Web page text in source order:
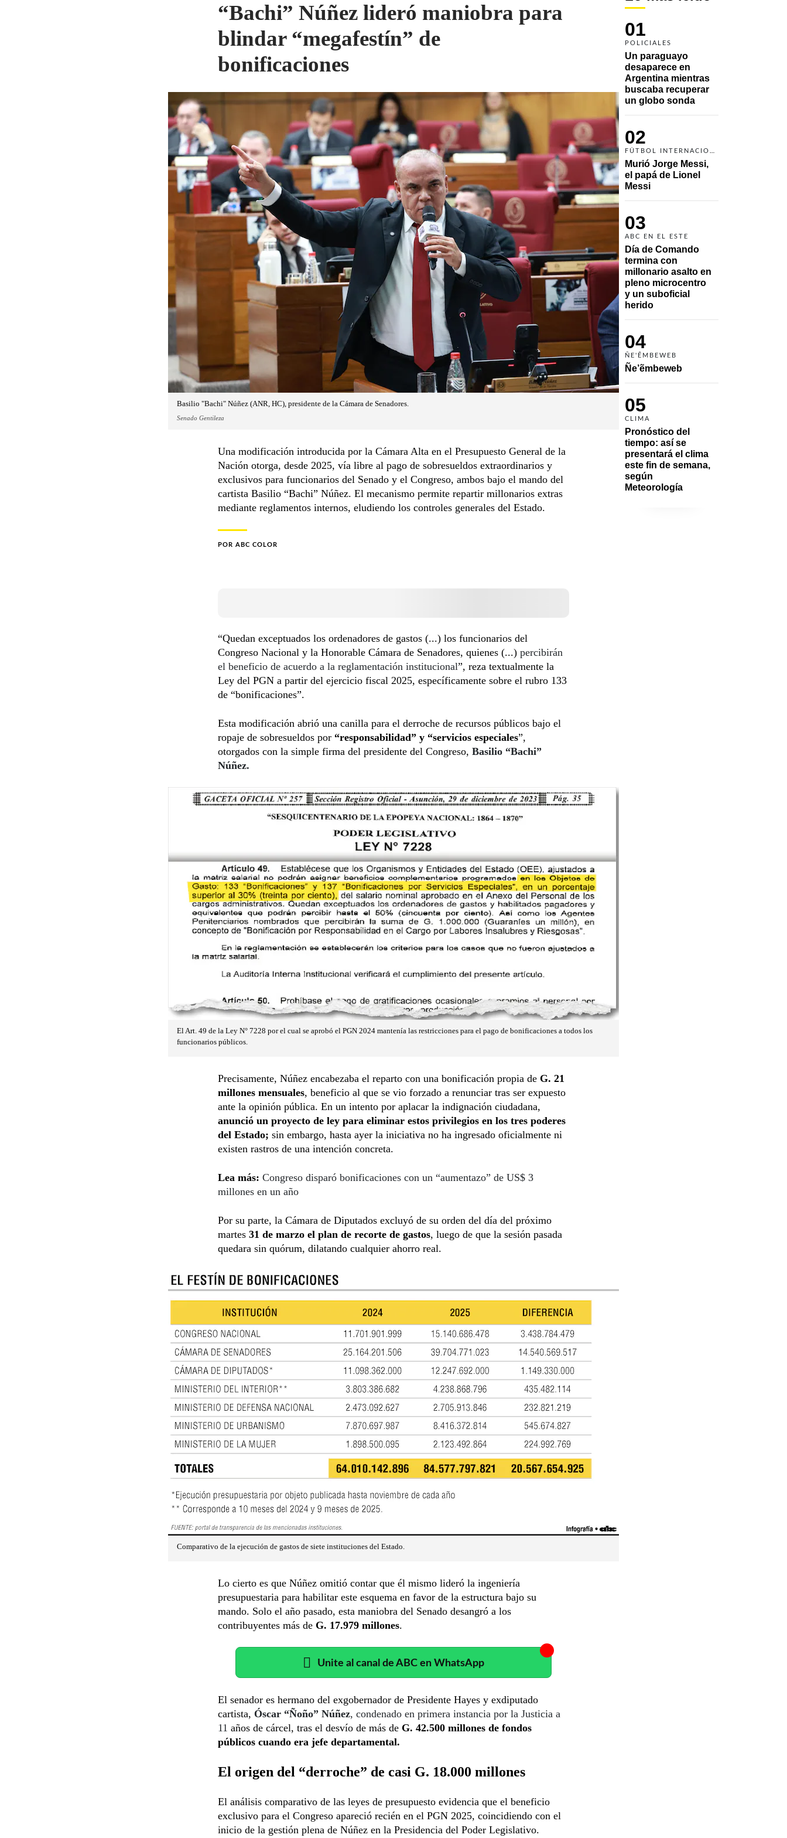
01
POLICIALES
Un paraguayo
desaparece en
Argentina mientras
buscaba recuperar
un globo sonda
02
Murió Jorge Messi,
el papá de Lionel
Messi
03
ABC EN EL ESTE
Día de Comando
termina con
millonario asalto en
pleno microcentro
y un suboficial
herido
04
ÑE'ẼMBEWEB
Ñe’ẽmbeweb
05
CLIMA
Pronóstico del
tiempo: así se
presentará el clima
este fin de semana,
según
Meteorología
“Bachi” Núñez lideró maniobra para
blindar “megafestín” de
bonificaciones
Basilio "Bachi" Núñez (ANR, HC), presidente de la Cámara de Senadores.
Senado Gentileza
Una modificación introducida por la Cámara Alta en el Presupuesto General de la
Nación otorga, desde 2025, vía libre al pago de sobresueldos extraordinarios y
exclusivos para funcionarios del Senado y el Congreso, ambos bajo el mando del
cartista Basilio “Bachi” Núñez. El mecanismo permite repartir millonarios extras
mediante reglamentos internos, eludiendo los controles generales del Estado.
POR ABC COLOR
“Quedan exceptuados los ordenadores de gastos (...) los funcionarios del
Congreso Nacional y la Honorable Cámara de Senadores, quienes (...) percibirán
el beneficio de acuerdo a la reglamentación institucional”, reza textualmente la
Ley del PGN a partir del ejercicio fiscal 2025, específicamente sobre el rubro 133
de “bonificaciones”.
Esta modificación abrió una canilla para el derroche de recursos públicos bajo el
ropaje de sobresueldos por “responsabilidad” y “servicios especiales”,
otorgados con la simple firma del presidente del Congreso, Basilio “Bachi”
Núñez.
El Art. 49 de la Ley N° 7228 por el cual se aprobó el PGN 2024 mantenía las restricciones para el pago de bonificaciones a todos los
funcionarios públicos.
Precisamente, Núñez encabezaba el reparto con una bonificación propia de G. 21
millones mensuales, beneficio al que se vio forzado a renunciar tras ser expuesto
ante la opinión pública. En un intento por aplacar la indignación ciudadana,
anunció un proyecto de ley para eliminar estos privilegios en los tres poderes
del Estado; sin embargo, hasta ayer la iniciativa no ha ingresado oficialmente ni
existen rastros de una intención concreta.
Lea más: Congreso disparó bonificaciones con un “aumentazo” de US$ 3
millones en un año
Por su parte, la Cámara de Diputados excluyó de su orden del día del próximo
martes 31 de marzo el plan de recorte de gastos, luego de que la sesión pasada
quedara sin quórum, dilatando cualquier ahorro real.
Comparativo de la ejecución de gastos de siete instituciones del Estado.
Lo cierto es que Núñez omitió contar que él mismo lideró la ingeniería
presupuestaria para habilitar este esquema en favor de la estructura bajo su
mando. Solo el año pasado, esta maniobra del Senado desangró a los
contribuyentes más de G. 17.979 millones.
Unite al canal de ABC en WhatsApp
El senador es hermano del exgobernador de Presidente Hayes y exdiputado
cartista, Óscar “Ñoño” Núñez, condenado en primera instancia por la Justicia a
11 años de cárcel, tras el desvío de más de G. 42.500 millones de fondos
públicos cuando era jefe departamental.
El origen del “derroche” de casi G. 18.000 millones
El análisis comparativo de las leyes de presupuesto evidencia que el beneficio
exclusivo para el Congreso apareció recién en el PGN 2025, coincidiendo con el
inicio de la gestión plena de Núñez en la Presidencia del Poder Legislativo.